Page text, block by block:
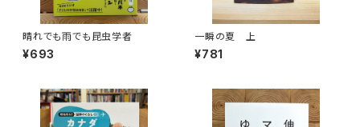
晴れでも雨でも昆虫学者
¥693
一瞬の夏 上
¥781